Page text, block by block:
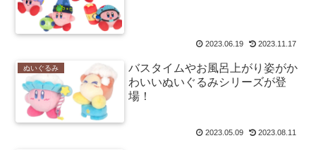
2023.06.19 2023.11.17
ぬいぐるみ
バスタイムやお風呂上がり姿がか
わいいぬいぐるみシリーズが登
場！
2023.05.09 2023.08.11